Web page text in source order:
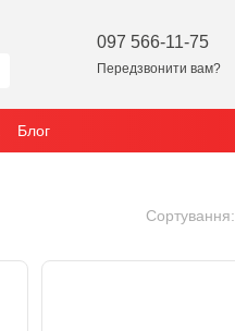
097 566-11-75
Передзвонити вам?
Блог
Сортування: